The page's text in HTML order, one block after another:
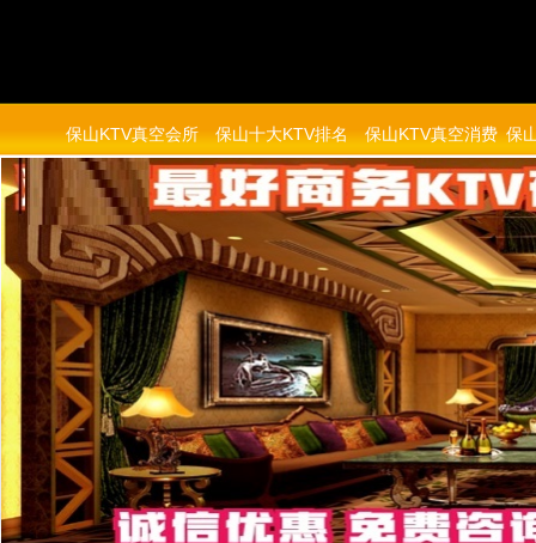
保山KTV真空会所 保山十大KTV排名 保山KTV真空消费 保